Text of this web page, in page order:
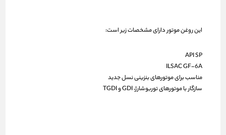
این روغن موتور دارای مشخصات زیر است:
API SP
ILSAC GF-6A
مناسب برای موتورهای بنزینی نسل جدید
سازگار با موتورهای توربوشارژ، GDI و TGDI